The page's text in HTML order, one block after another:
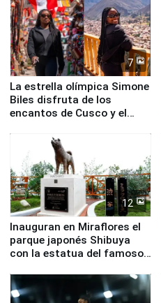
7
La estrella olímpica Simone
Biles disfruta de los
encantos de Cusco y el
12
Inauguran en Miraflores el
parque japonés Shibuya
con la estatua del famoso